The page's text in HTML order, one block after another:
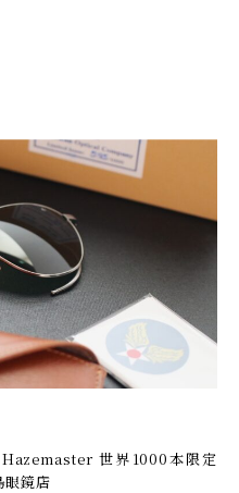
世界1000本限定
眼鏡店